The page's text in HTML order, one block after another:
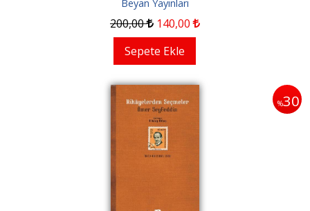
Beyan Yayınları
200,00 140,00
Sepete Ekle
%30